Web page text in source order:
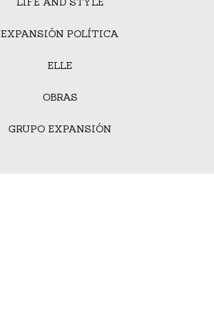
EXPANSIÓN POLÍTICA
ELLE
OBRAS
GRUPO EXPANSIÓN